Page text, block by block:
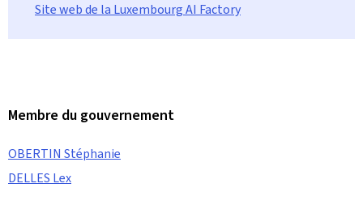
Site web de la Luxembourg AI Factory
Membre du gouvernement
OBERTIN Stéphanie
DELLES Lex